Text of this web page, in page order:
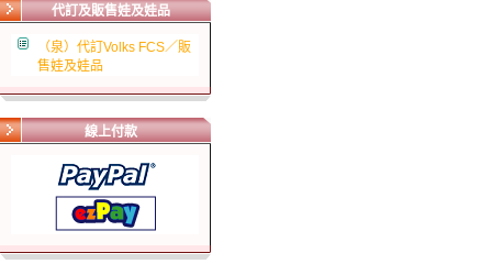
代訂及販售娃及娃品
（泉）代訂Volks FCS／販
售娃及娃品
線上付款